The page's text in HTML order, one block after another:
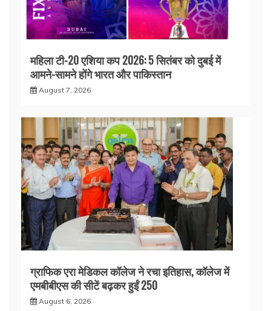
महिला टी-20 एशिया कप 2026: 5 सितंबर को दुबई में
आमने-सामने होंगे भारत और पाकिस्तान
August 7, 2026
ग्राफिक एरा मेडिकल कॉलेज ने रचा इतिहास, कॉलेज में
एमबीबीएस की सीटें बढ़कर हुईं 250
August 6, 2026